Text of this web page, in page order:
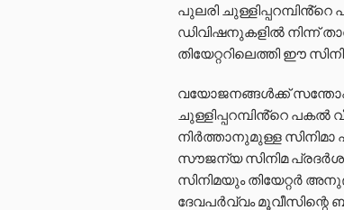
പുലരി ചുള്ളിപ്പറമ്പിൻ്റെ
ഡിവിഷനുകളില്‍ നിന്ന്
തിയേറ്ററിലെത്തി ഈ
വയോജനങ്ങള്‍ക്ക്
ചുള്ളിപ്പറമ്പിൻ്റെ പകൽ
നിര്‍ത്താനുമുള്ള
സൗജന്യ സിനിമ
സിനിമയും തിയേറ്റര്‍
ദേവപർവ്വം മൂവീസിന്റെ